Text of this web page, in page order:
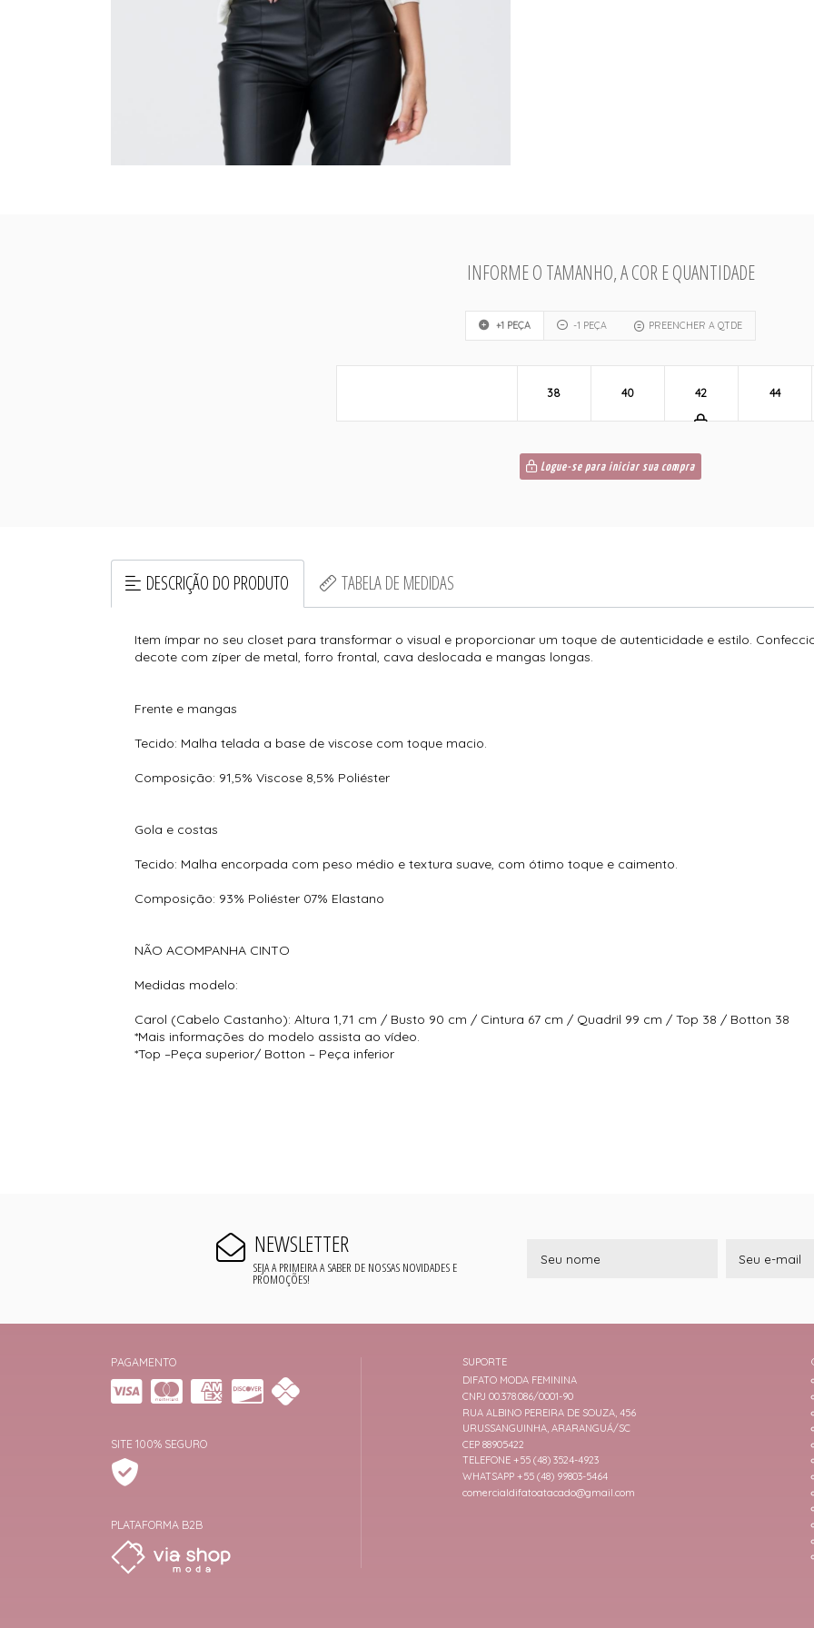
INFORME O TAMANHO, A COR E QUANTIDADE
+1 PEÇA -1 PEÇA PREENCHER A QTDE
38 40 42 44
Logue-se para iniciar sua compra
DESCRIÇÃO DO PRODUTO TABELA DE MEDIDAS
Item ímpar no seu closet para transformar o visual e proporcionar um toque de autenticidade e estilo.
decote com zíper de metal, forro frontal, cava deslocada e mangas longas.
Frente e mangas
Tecido: Malha telada a base de viscose com toque macio.
Composição: 91,5% Viscose 8,5% Poliéster
Gola e costas
Tecido: Malha encorpada com peso médio e textura suave, com ótimo toque e caimento.
Composição: 93% Poliéster 07% Elastano
NÃO ACOMPANHA CINTO
Medidas modelo:
Carol (Cabelo Castanho): Altura 1,71 cm / Busto 90 cm / Cintura 67 cm / Quadril 99 cm / Top 38 / Botton 38
*Mais informações do modelo assista ao vídeo.
*Top –Peça superior/ Botton – Peça inferior
NEWSLETTER
SEJA A PRIMEIRA A SABER DE NOSSAS NOVIDADES E
PROMOÇÕES!
PAGAMENTO
SITE 100% SEGURO
PLATAFORMA B2B
SUPORTE
DIFATO MODA FEMININA
CNPJ 00.378.086/0001-90
RUA ALBINO PEREIRA DE SOUZA, 456
URUSSANGUINHA, ARARANGUÁ/SC
CEP 88905422
TELEFONE +55 (48) 3524-4923
WHATSAPP +55 (48) 99803-5464
comercialdifatoatacado@gmail.com